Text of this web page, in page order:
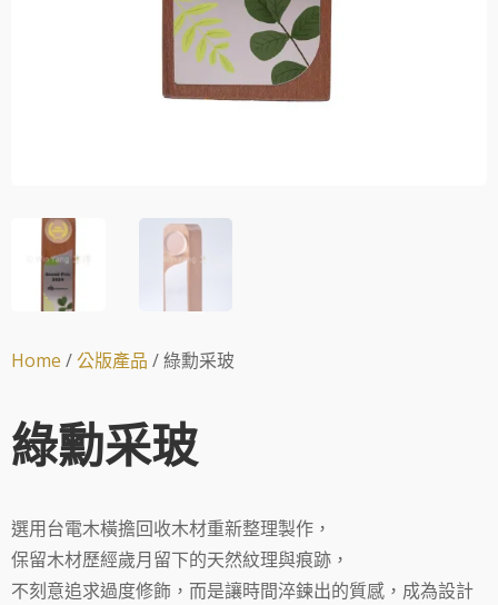
Home /公版產品 / 綠勳采玻
綠勳采玻
選用台電木橫擔回收木材重新整理製作，
保留木材歷經歲月留下的天然紋理與痕跡，
不刻意追求過度修飾，而是讓時間淬鍊出的質感，成為設計